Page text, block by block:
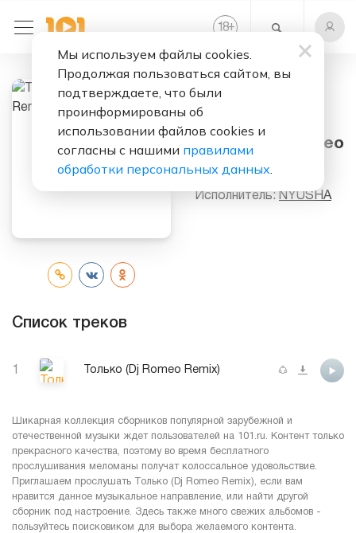
18+
Слушать бесплатно
Только (Dj Romeo
Исполнитель: NYUSHA
Список треков
1 Только (Dj Romeo Remix)
Шикарная коллекция сборников популярной зарубежной и
отечественной музыки ждет пользователей на 101.ru. Контент только
прекрасного качества, поэтому во время бесплатного
прослушивания меломаны получат колоссальное удовольствие.
Приглашаем прослушать Только (Dj Romeo Remix), если вам
нравится данное музыкальное направление, или найти другой
сборник под настроение. Здесь также много свежих альбомов -
пользуйтесь поисковиком для выбора желаемого контента.
Мы используем файлы cookies.
Продолжая пользоваться сайтом, вы
подтверждаете, что были
проинформированы об
использовании файлов cookies и
согласны с нашими правилами
обработки персональных данных.